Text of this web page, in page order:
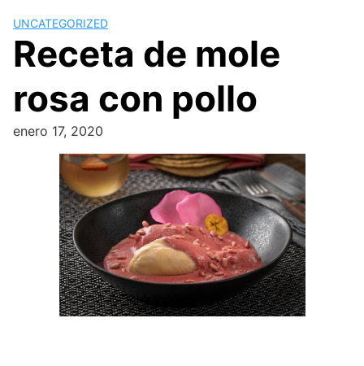
UNCATEGORIZED
Receta de mole
rosa con pollo
enero 17, 2020